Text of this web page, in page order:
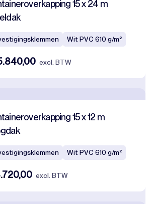
15 x 24 m
Wit PVC 610 g/m²
excl. BTW
15 x 12 m
Wit PVC 610 g/m²
excl. BTW